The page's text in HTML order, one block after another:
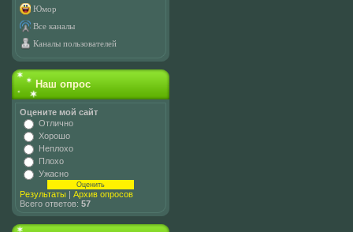
Юмор
Все каналы
Каналы пользователей
Наш опрос
Оцените мой сайт
Отлично
Хорошо
Неплохо
Плохо
Ужасно
Результаты | Архив опросов
Всего ответов: 57